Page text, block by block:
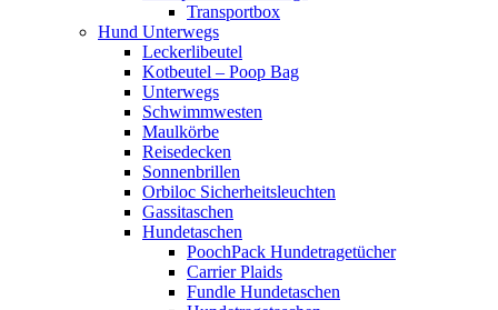
Transportbox
Hund Unterwegs
Leckerlibeutel
Kotbeutel – Poop Bag
Unterwegs
Schwimmwesten
Maulkörbe
Reisedecken
Sonnenbrillen
Orbiloc Sicherheitsleuchten
Gassitaschen
Hundetaschen
PoochPack Hundetragetücher
Carrier Plaids
Fundle Hundetaschen